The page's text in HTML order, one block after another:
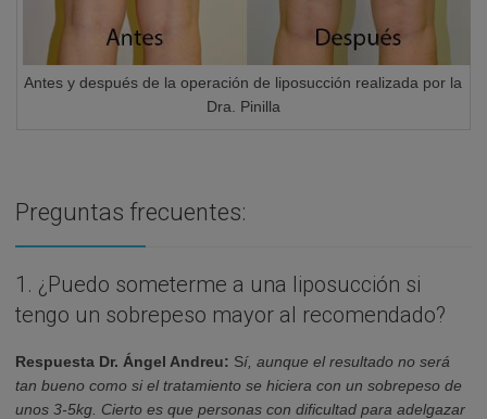
Antes y después de la operación de liposucción realizada por la
Dra. Pinilla
Preguntas frecuentes:
1. ¿Puedo someterme a una liposucción si
tengo un sobrepeso mayor al recomendado?
Respuesta Dr. Ángel Andreu: Sí, aunque el resultado no será
tan bueno como si el tratamiento se hiciera con un sobrepeso de
unos 3-5kg. Cierto es que personas con dificultad para adelgazar